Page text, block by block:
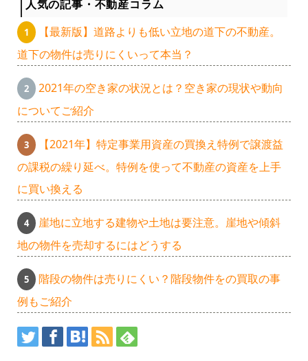
人気の記事・不動産コラム
【最新版】道路よりも低い立地の道下の不動産。
道下の物件は売りにくいって本当？
2021年の空き家の状況とは？空き家の現状や動向
についてご紹介
【2021年】特定事業用資産の買換え特例で譲渡益
の課税の繰り延べ。特例を使って不動産の資産を上手
に買い換える
崖地に立地する建物や土地は要注意。崖地や傾斜
地の物件を売却するにはどうする
階段の物件は売りにくい？階段物件をの買取の事
例もご紹介